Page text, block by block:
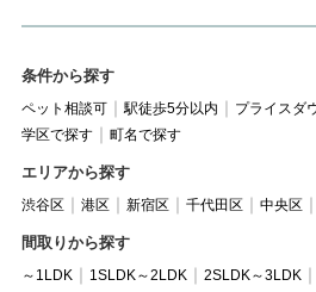
条件から探す
ペット相談可 駅徒歩5分以内 プライスダ
学区で探す
町名で探す
エリアから探す
渋谷区 港区 新宿区 千代田区 中央区
間取りから探す
～1LDK 1SLDK～2LDK 2SLDK～3LDK